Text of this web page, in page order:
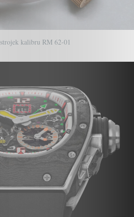
kalibru RM 62-01